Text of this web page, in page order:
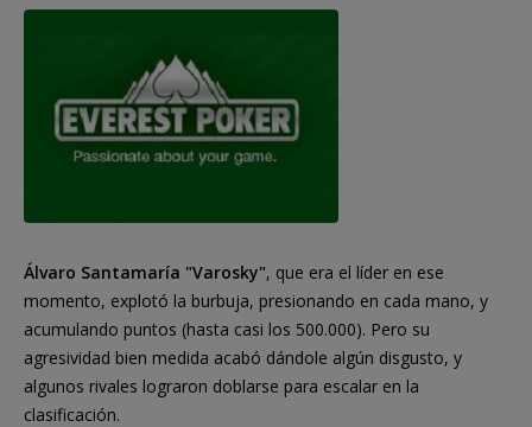
Álvaro Santamaría "Varosky", que era el líder en ese
momento, explotó la burbuja, presionando en cada mano, y
acumulando puntos (hasta casi los 500.000). Pero su
agresividad bien medida acabó dándole algún disgusto, y
algunos rivales lograron doblarse para escalar en la
clasificación.